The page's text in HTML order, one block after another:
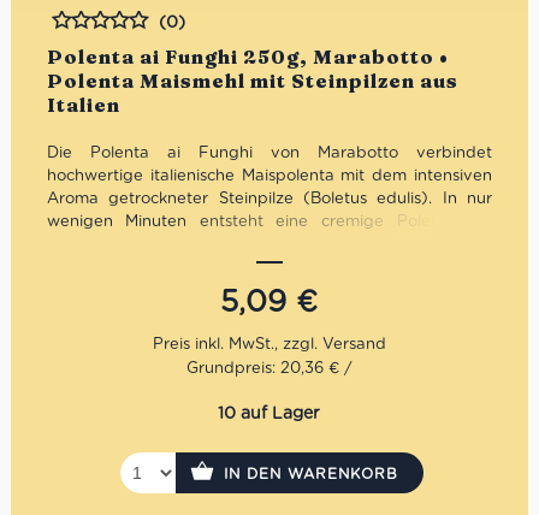
Polenta ai Funghi 250g, Marabotto •
Polenta Maismehl mit Steinpilzen aus
Italien
Bewertet
(0)
Die Polenta ai Funghi von Marabotto verbindet
hochwertige italienische Maispolenta mit dem intensiven
Aroma getrockneter Steinpilze (Boletus edulis). In nur
wenigen Minuten entsteht eine cremige Polenta mit
aromatisch und perfekt für die mediterrane Küche. Ideal
als raffinierte Beilage zu Fleischgerichten oder als
rustikales Hauptgericht für echte Liebhaber italienischer
5,09 €
Grundpreis: 20,36 € /
10 auf Lager
IN DEN WARENKORB